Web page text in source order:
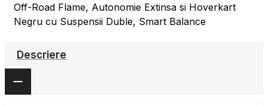
Off-Road Flame, Autonomie Extinsa si Hoverkart
Negru cu Suspensii Duble, Smart Balance
Descriere